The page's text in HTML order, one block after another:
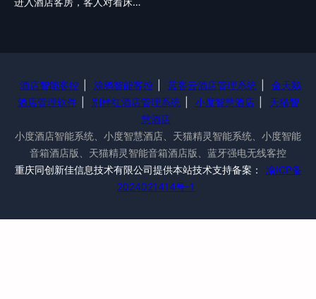
酒店智能客控 涂鸦智能客控 蓝客云酒店管理系统
金天鹅
酒店管理软件
别样红酒店管理系统 小度智慧酒店
天猫智
慧酒店
小度酒店智能系统、小度智慧酒店、天猫精灵智能系统、小度智能
音箱酒店版、天猫精灵智能音箱酒店版、蓝牙强电无线客控
重庆同创新佳信息技术有限公司提供本站技术支持备案：
渝ICP备
2024021414号-1